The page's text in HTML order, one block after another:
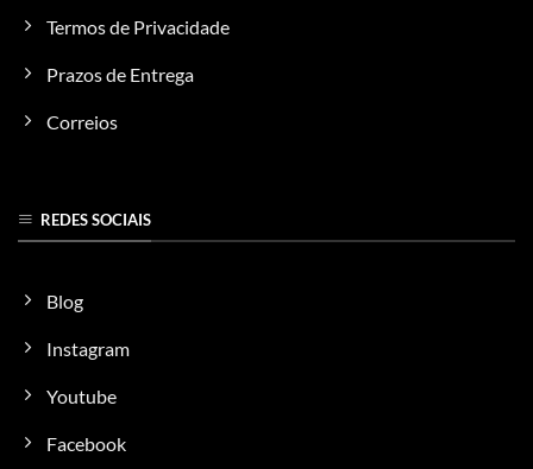
Termos de Privacidade
Prazos de Entrega
Correios
REDES SOCIAIS
Blog
Instagram
Youtube
Facebook